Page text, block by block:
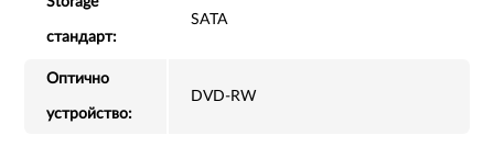
стандарт:
SATA
Оптично
устройство:
DVD-RW